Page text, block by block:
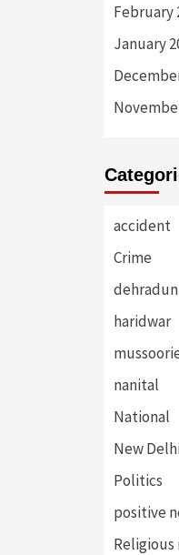
February
January
accident
Crime
dehradun
haridwar
nanital
National
New
Politics
positive
Religious